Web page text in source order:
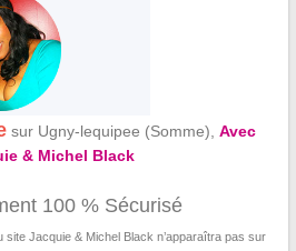
sur Ugny-lequipee (Somme), Avec
& Michel Black
100 % Sécurisé
site Jacquie & Michel Black n’apparaîtra pas sur